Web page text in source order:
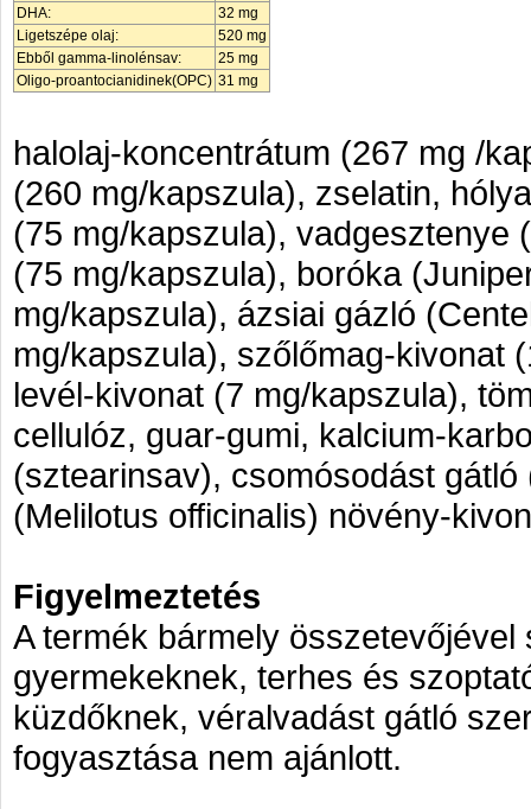
DHA:
32 mg
Ligetszépe olaj:
520 mg
Ebből gamma-linolénsav:
25 mg
Oligo-proantocianidinek(OPC) 31 mg
halolaj-koncentrátum (267 mg /
(260 mg/kapszula), zselatin,
(75 mg/kapszula), vadgesztenye
(75 mg/kapszula), boróka
mg/kapszula), ázsiai gázló
mg/kapszula), szőlőmag-kivonat
levél-kivonat (7 mg/kapszula),
cellulóz, guar-gumi, kalcium-
(sztearinsav), csomósodást
(Melilotus officinalis) növény-
Figyelmeztetés
A termék bármely
gyermekeknek, terhes és
küzdőknek, véralvadást gátló
fogyasztása nem ajánlott.